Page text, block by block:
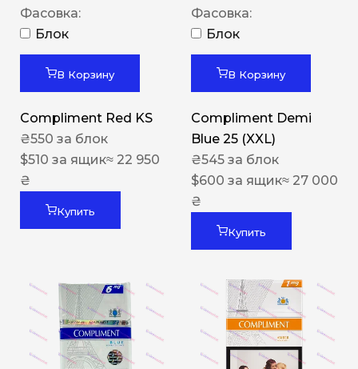
Фасовка:
Блок
В Корзину
Compliment Red KS
₴550 за блок
$510 за ящик≈ 22 950
₴
Купить
Фасовка:
Блок
В Корзину
Compliment Demi
Blue 25 (XXL)
₴545 за блок
$600 за ящик≈ 27 000
₴
Купить